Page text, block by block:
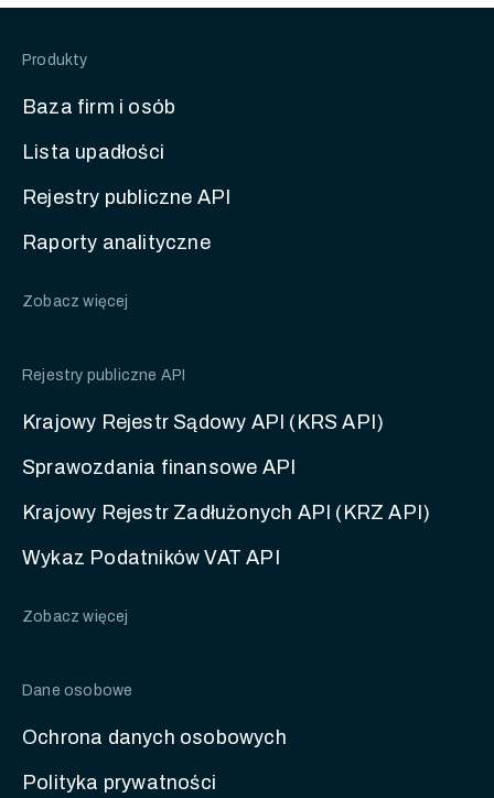
Produkty
Baza firm i osób
Lista upadłości
Rejestry publiczne API
Raporty analityczne
Zobacz więcej
Rejestry publiczne API
Krajowy Rejestr Sądowy API (KRS API)
Sprawozdania finansowe API
Krajowy Rejestr Zadłużonych API (KRZ API)
Wykaz Podatników VAT API
Zobacz więcej
Dane osobowe
Ochrona danych osobowych
Polityka prywatności